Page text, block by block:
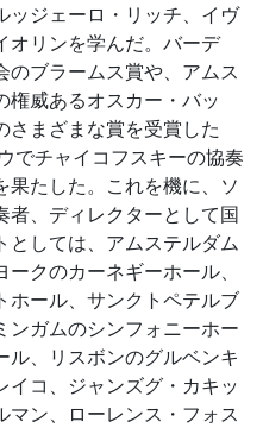
ッジェーロ・リッチ、イヴ
オリンを学んだ。バーデ
のブラームス賞や、アムス
権威あるオスカー・バッ
さまざまな賞を受賞した
でチャイコフスキーの協奏
果たした。これを機に、ソ
者、ディレクターとして国
としては、アムステルダム
クのカーネギーホール、
ホール、サンクトペテルブ
ンガムのシンフォニーホー
ル、リスボンのグルベンキ
イコ、ジャンズグ・カキッ
マン、ローレンス・フォス